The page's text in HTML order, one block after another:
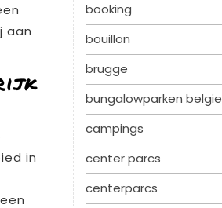
aan
in
booking
bouillon
brugge
bungalowparken belgie
campings
center parcs
centerparcs